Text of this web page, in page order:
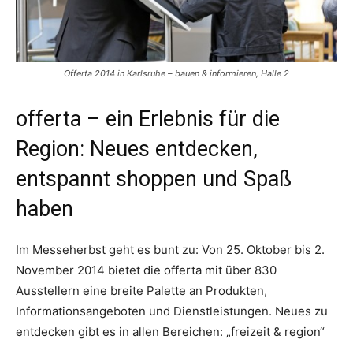
Offerta 2014 in Karlsruhe – bauen & informieren, Halle 2
offerta – ein Erlebnis für die
Region: Neues entdecken,
entspannt shoppen und Spaß
haben
Im Messeherbst geht es bunt zu: Von 25. Oktober bis 2.
November 2014 bietet die offerta mit über 830
Ausstellern eine breite Palette an Produkten,
Informationsangeboten und Dienstleistungen. Neues zu
entdecken gibt es in allen Bereichen: „freizeit & region“